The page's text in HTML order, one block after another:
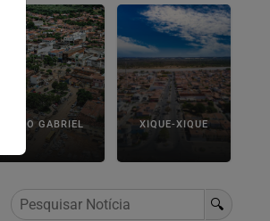
SÃO GABRIEL XIQUE-XIQUE
🔍